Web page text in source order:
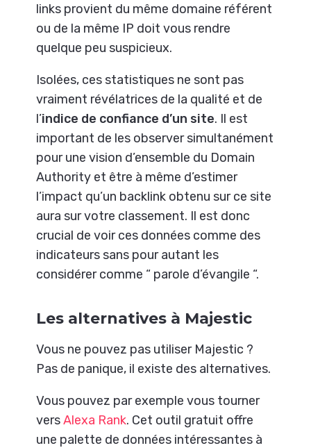
links provient du même domaine référent
ou de la même IP doit vous rendre
quelque peu suspicieux.
Isolées, ces statistiques ne sont pas
vraiment révélatrices de la qualité et de
l’indice de confiance d’un site. Il est
important de les observer simultanément
pour une vision d’ensemble du Domain
Authority et être à même d’estimer
l’impact qu’un backlink obtenu sur ce site
aura sur votre classement. Il est donc
crucial de voir ces données comme des
indicateurs sans pour autant les
considérer comme “ parole d’évangile “.
Les alternatives à Majestic
Vous ne pouvez pas utiliser Majestic ?
Pas de panique, il existe des alternatives.
Vous pouvez par exemple vous tourner
versAlexa Rank. Cet outil gratuit offre
une palette de données intéressantes à